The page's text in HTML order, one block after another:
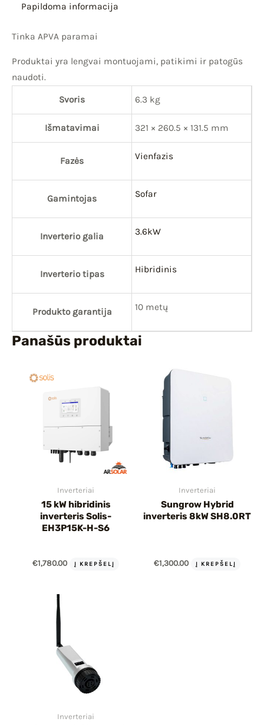
Papildoma informacija
Tinka APVA paramai
Produktai yra lengvai montuojami, patikimi ir patogūs
naudoti.
Svoris 6.3 kg
Išmatavimai 321 × 260.5 × 131.5 mm
Fazės Vienfazis
Gamintojas Sofar
Inverterio galia 3.6kW
Inverterio tipas Hibridinis
Produkto garantija 10 metų
Panašūs produktai
Inverteriai
15 kW hibridinis
inverteris Solis-
EH3P15K-H-S6
€1,780.00 Į KREPŠELĮ
Inverteriai
Sungrow Hybrid
inverteris 8kW SH8.0RT
€1,300.00 Į KREPŠELĮ
Inverteriai